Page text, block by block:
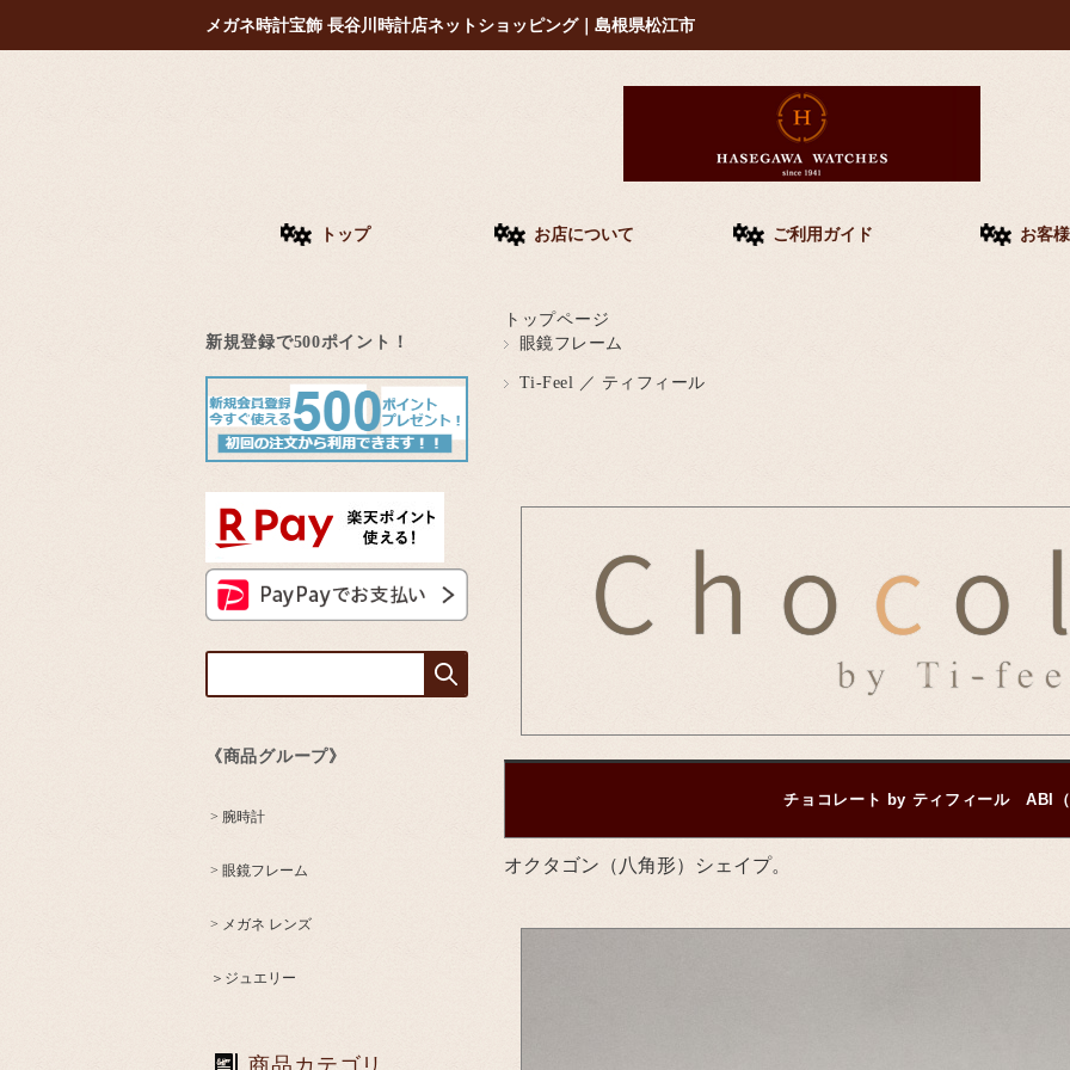
メガネ時計宝飾 長谷川時計店ネットショッピング｜島根県松江市
トップ お店について ご利用ガイド お客
トップページ
眼鏡フレーム
Ti-Feel ／ ティフィール
チョコレート by ティフィール ABI
オクタゴン（八角形）シェイプ。
新規登録で500ポイント！
《商品グループ》
> 腕時計
> 眼鏡フレーム
> メガネ レンズ
＞ジュエリー